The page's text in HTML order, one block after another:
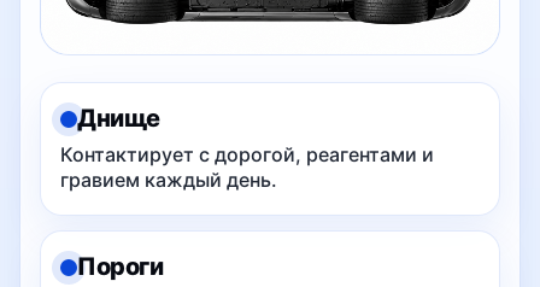
Днище
Контактирует с дорогой, реагентами и
гравием каждый день.
Пороги